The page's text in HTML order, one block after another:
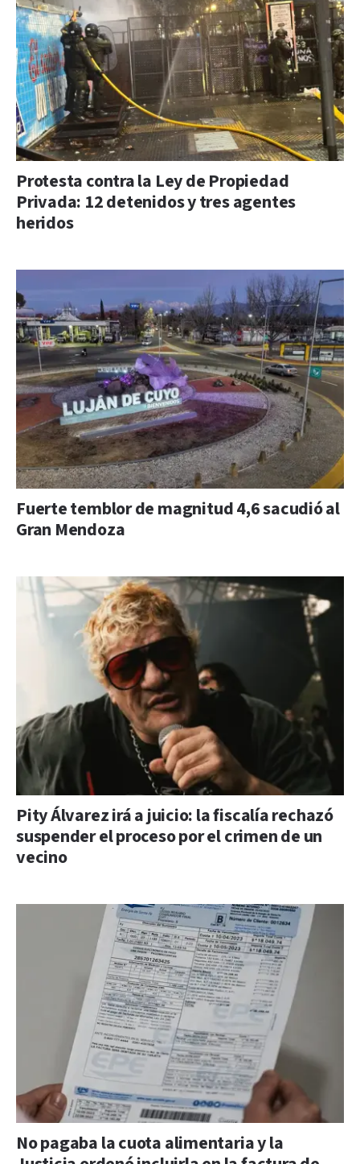
Protesta contra la Ley de Propiedad
Privada: 12 detenidos y tres agentes
heridos
Fuerte temblor de magnitud 4,6 sacudió al
Gran Mendoza
Pity Álvarez irá a juicio: la fiscalía rechazó
suspender el proceso por el crimen de un
vecino
No pagaba la cuota alimentaria y la